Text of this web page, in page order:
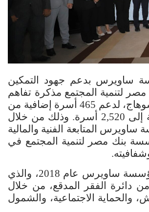
ساويرس بدعم جهود التمكين
لتنمية المجتمع مذكرة تفاهم
للتوسع في المرحلة الثالثة من برنامج «باب أمل» بمحافظة سوهاج، لدعم 465 أسرة إضافية من
الأسر الأكثر استحقاقًا، ليرتفع إجمالي عدد الأسر المستهدفة إلى 2,520 أسرة. وذلك من خلال
المتابعة الفنية والمالية
بنك مصر لتنمية المجتمع في
ويأتي هذا التوسع امتدادًا لبرنامج «باب أمل» الذي أطلقته مؤسسة ساويرس عام 2018، والذي
دائرة الفقر المدقع، من خلال
والحماية الاجتماعية، والشمول